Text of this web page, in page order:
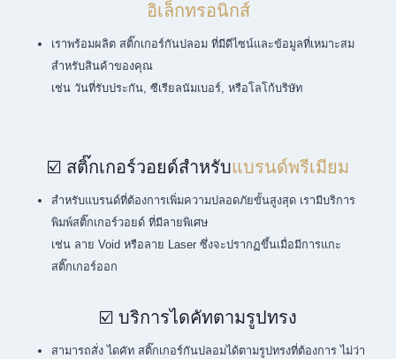
อิเล็กทรอนิกส์
เราพร้อมผลิต สติ๊กเกอร์กันปลอม ที่มีดีไซน์และข้อมูลที่เหมาะสม
สำหรับสินค้าของคุณ
เช่น วันที่รับประกัน, ซีเรียลนัมเบอร์, หรือโลโก้บริษัท
☑️ สติ๊กเกอร์วอยด์สำหรับแบรนด์พรีเมียม
สำหรับแบรนด์ที่ต้องการเพิ่มความปลอดภัยขั้นสูงสุด เรามีบริการ
พิมพ์สติ๊กเกอร์วอยด์ ที่มีลายพิเศษ
เช่น ลาย Void หรือลาย Laser ซึ่งจะปรากฏขึ้นเมื่อมีการแกะ
สติ๊กเกอร์ออก
☑️ บริการไดคัทตามรูปทรง
สามารถสั่ง ไดคัท สติ๊กเกอร์กันปลอมได้ตามรูปทรงที่ต้องการ ไม่ว่า